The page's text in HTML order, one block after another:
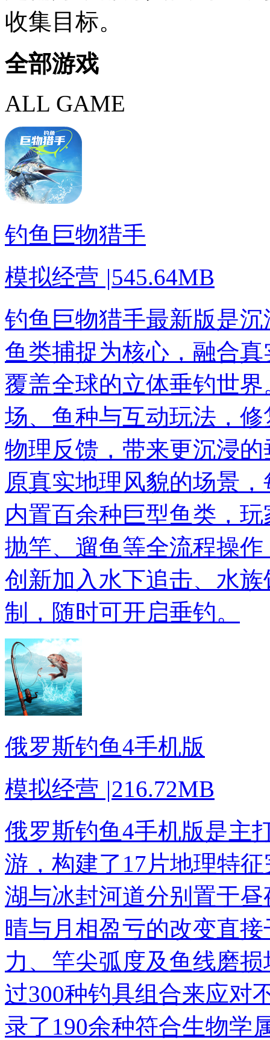
收集目标。
全部游戏
ALL GAME
钓鱼巨物猎手
模拟经营 |545.64MB
钓鱼巨物猎手最新版是
鱼类捕捉为核心，融合
覆盖全球的立体垂钓世
场、鱼种与互动玩法，
物理反馈，带来更沉浸
原真实地理风貌的场景
内置百余种巨型鱼类，
抛竿、遛鱼等全流程操
创新加入水下追击、水
制，随时可开启垂钓。
俄罗斯钓鱼4手机版
模拟经营 |216.72MB
俄罗斯钓鱼4手机版是主
游，构建了17片地理特
湖与冰封河道分别置于
晴与月相盈亏的改变直
力、竿尖弧度及鱼线磨
过300种钓具组合来应对
录了190余种符合生物学